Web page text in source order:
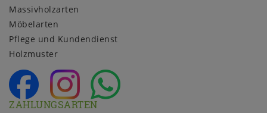
Massivholzarten
Möbelarten
Pflege und Kundendienst
Holzmuster
ZAHLUNGSARTEN